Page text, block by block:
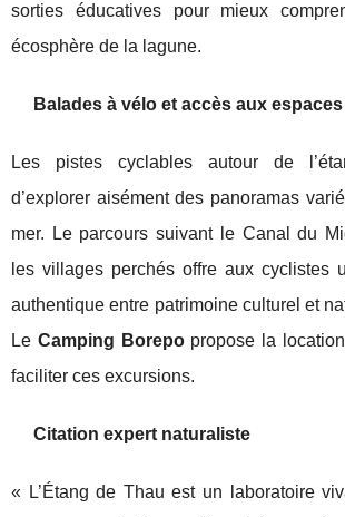
sorties éducatives pour mieux
écosphère de la lagune.
Balades à vélo et accès aux
Les pistes cyclables autour de
d’explorer aisément des panoramas
mer. Le parcours suivant le Canal du
les villages perchés offre aux cyclistes
authentique entre patrimoine culturel et
Le Camping Borepopropose la
faciliter ces excursions.
Citation expert naturaliste
« L’Étang de Thau est un laboratoire